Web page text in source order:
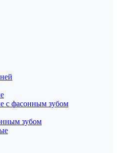
с фасонным зубом
зубом